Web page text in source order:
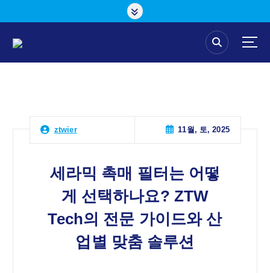
ztwier 11월, 토, 2025
세라믹 촉매 필터는 어떻
게 선택하나요? ZTW
Tech의 전문 가이드와 산
업별 맞춤 솔루션